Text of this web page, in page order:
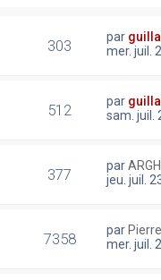
303 par
mer. juil.
512 par
sam. juil.
377 parARGH
jeu. juil.
7358 par
mer. juil.